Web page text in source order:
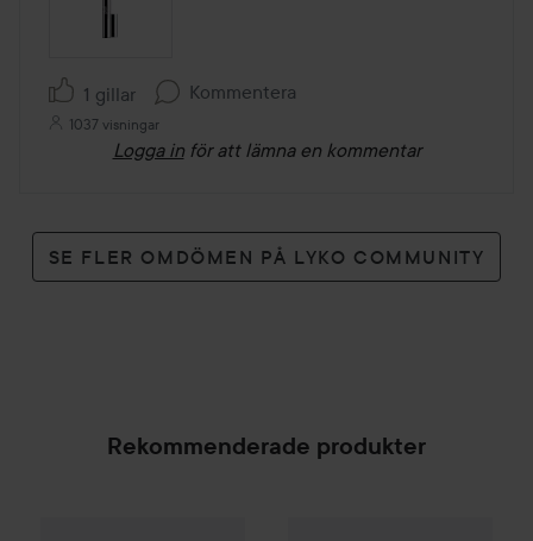
1 gillar Kommentera
1037 visningar
Logga in för att lämna en kommentar
SE FLER OMDÖMEN PÅ LYKO COMMUNITY
Rekommenderade produkter